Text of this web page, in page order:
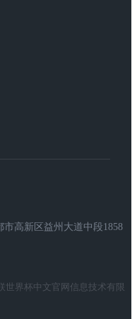
高新区益州大道中段1858
世界杯中文官网信息技术有限